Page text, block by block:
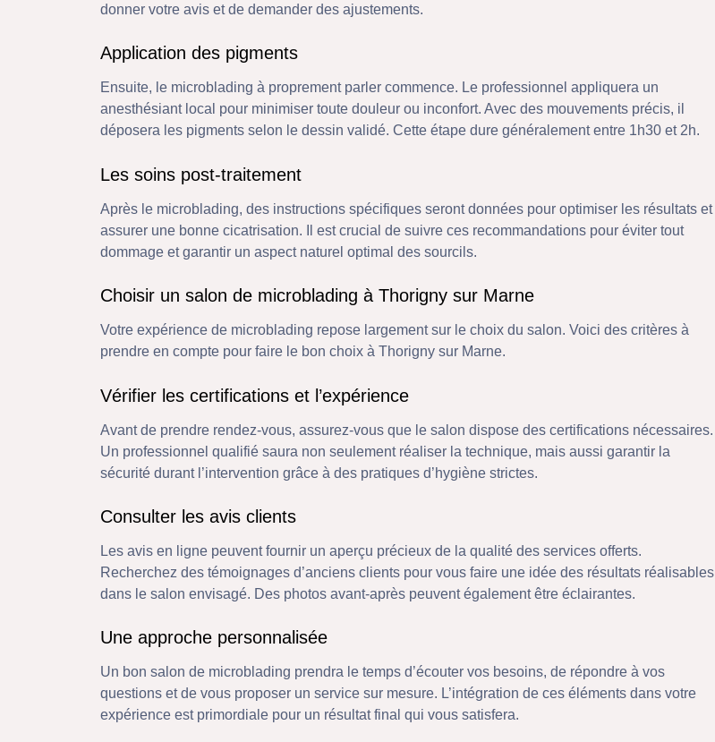
donner votre avis et de demander des ajustements.
Application des pigments
Ensuite, le microblading à proprement parler commence. Le professionnel appliquera un
anesthésiant local pour minimiser toute douleur ou inconfort. Avec des mouvements précis, il
déposera les pigments selon le dessin validé. Cette étape dure généralement entre 1h30 et 2h.
Les soins post-traitement
Après le microblading, des instructions spécifiques seront données pour optimiser les résultats et
assurer une bonne cicatrisation. Il est crucial de suivre ces recommandations pour éviter tout
dommage et garantir un aspect naturel optimal des sourcils.
Choisir un salon de microblading à Thorigny sur Marne
Votre expérience de microblading repose largement sur le choix du salon. Voici des critères à
prendre en compte pour faire le bon choix à Thorigny sur Marne.
Vérifier les certifications et l’expérience
Avant de prendre rendez-vous, assurez-vous que le salon dispose des certifications nécessaires.
Un professionnel qualifié saura non seulement réaliser la technique, mais aussi garantir la
sécurité durant l’intervention grâce à des pratiques d’hygiène strictes.
Consulter les avis clients
Les avis en ligne peuvent fournir un aperçu précieux de la qualité des services offerts.
Recherchez des témoignages d’anciens clients pour vous faire une idée des résultats réalisables
dans le salon envisagé. Des photos avant-après peuvent également être éclairantes.
Une approche personnalisée
Un bon salon de microblading prendra le temps d’écouter vos besoins, de répondre à vos
questions et de vous proposer un service sur mesure. L’intégration de ces éléments dans votre
expérience est primordiale pour un résultat final qui vous satisfera.